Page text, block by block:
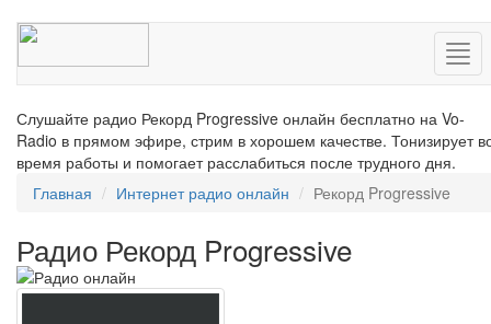
Слушайте радио Рекорд Progressive онлайн бесплатно на Vo-
Radio в прямом эфире, стрим в хорошем качестве. Тонизирует
время работы и помогает расслабиться после трудного дня.
Главная
Интернет радио онлайн Рекорд Progressive
Радио Рекорд Progressive